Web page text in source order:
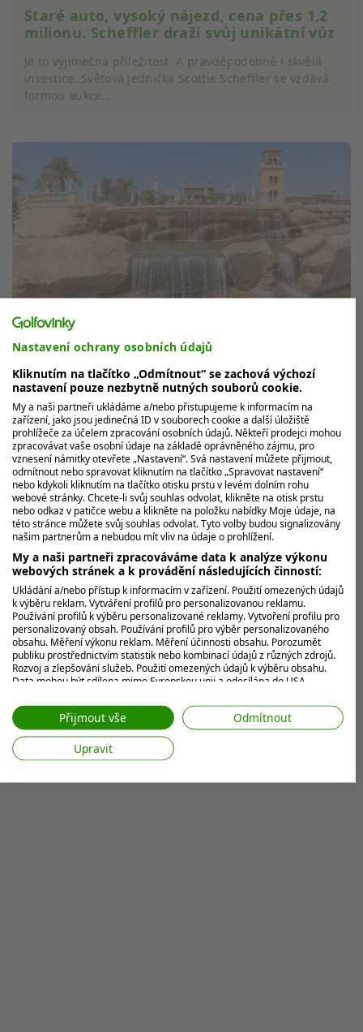
Staré auto, vysoký nájezd, cena přes 1,2
milionu. Scheffler draží svůj unikátní vůz
Je to výjimečná příležitost. A pravděpodobně i skvělá
investice. Světová jednička Scottie Scheffler se vzdává
formou aukce...
O co se hraje na DP World Tour v Dubaji?
O deset karet PGA Tour i deset milionů
dolarů
Odměnou za celou letošní sezonu je pro padesátku
nejlepších golfistů velkolepé finále DP World Tour
Championship. Hraje se v...
MOHLO BY VÁS ZAJÍMAT
Nastavení ochrany osobních údajů
Kliknutím na tlačítko „Odmítnout“ se zachová výchozí
nastavení pouze nezbytně nutných souborů cookie.
My a naši partneři ukládáme a/nebo přistupujeme k informacím na
zařízení, jako jsou jedinečná ID v souborech cookie a další úložiště
prohlížeče za účelem zpracování osobních údajů. Někteří prodejci mohou
zpracovávat vaše osobní údaje na základě oprávněného zájmu, pro
vznesení námitky otevřete „Nastavení“. Svá nastavení můžete přijmout,
odmítnout nebo spravovat kliknutím na tlačítko „Spravovat nastavení“
nebo kdykoli kliknutím na tlačítko otisku prstu v levém dolním rohu
webové stránky. Chcete-li svůj souhlas odvolat, klikněte na otisk prstu
nebo odkaz v patičce webu a klikněte na položku nabídky Moje údaje, na
této stránce můžete svůj souhlas odvolat. Tyto volby budou signalizovány
našim partnerům a nebudou mít vliv na údaje o prohlížení.
My a naši partneři zpracováváme data k analýze výkonu
webových stránek a k provádění následujících činností:
Ukládání a/nebo přístup k informacím v zařízení. Použití omezených údajů
k výběru reklam. Vytváření profilů pro personalizovanou reklamu.
Používání profilů k výběru personalizované reklamy. Vytvoření profilu pro
personalizovaný obsah. Používání profilů pro výběr personalizovaného
obsahu. Měření výkonu reklam. Měření účinnosti obsahu. Porozumět
publiku prostřednictvím statistik nebo kombinací údajů z různých zdrojů.
Rozvoj a zlepšování služeb. Použití omezených údajů k výběru obsahu.
Data mohou být sdílena mimo Evropskou unii a odesílána do USA.
web/aplikaci.
Zobrazit seznam partnerů (7 Prodejci IAB)
Vaše údaje používáme pro následující účely:
Přijmout vše
Odmítnout
Upravit